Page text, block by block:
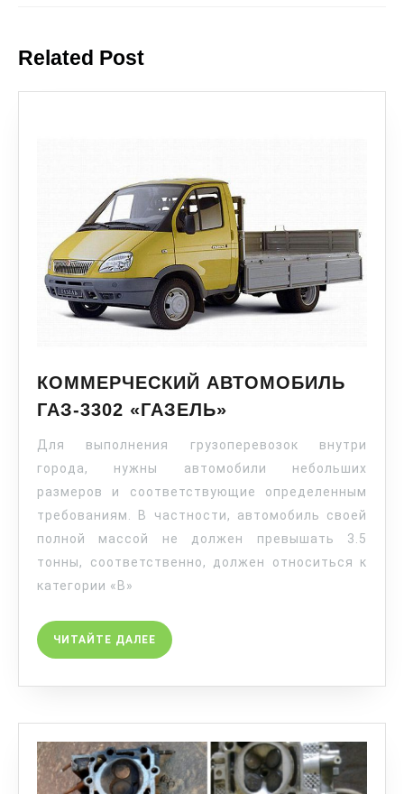
Related Post
КОММЕРЧЕСКИЙ АВТОМОБИЛЬ
ГАЗ-3302 «ГАЗЕЛЬ»
Для выполнения грузоперевозок внутри
города, нужны автомобили небольших
размеров и соответствующие определенным
требованиям. В частности, автомобиль своей
полной массой не должен превышать 3.5
тонны, соответственно, должен относиться к
категории «В»
ЧИТАЙТЕ ДАЛЕЕ